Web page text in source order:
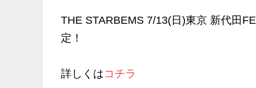
THE STARBEMS 7/13(日)東京 新代田
定！
詳しくはコチラ